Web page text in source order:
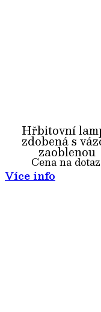
Hřbitovní
zdobená s
zaoblenou
Cena na
Více info